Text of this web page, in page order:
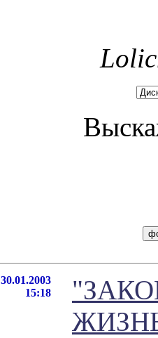
30.01.2003
15:18